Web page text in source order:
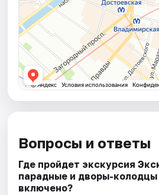
Вопросы и ответы
Где пройдет экскурсия
парадные и дворы-колодцы
включено?